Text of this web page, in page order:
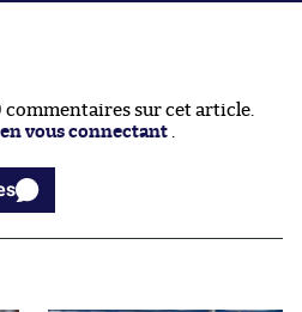
commentaires sur cet article.
en vous connectant